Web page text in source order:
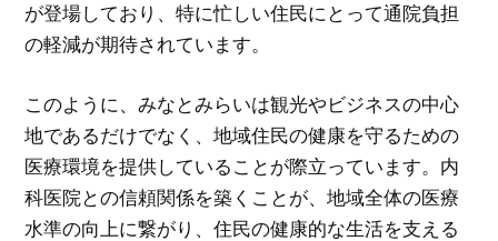
が登場しており、特に忙しい住民にとって通院負担
の軽減が期待されています。
このように、みなとみらいは観光やビジネスの中心
地であるだけでなく、地域住民の健康を守るための
医療環境を提供していることが際立っています。内
科医院との信頼関係を築くことが、地域全体の医療
水準の向上に繋がり、住民の健康的な生活を支える